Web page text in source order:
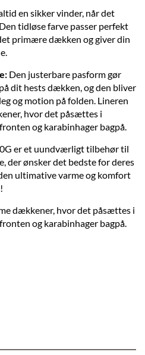
en sikker vinder, når det
tidløse farve passer perfekt
primære dækken og giver din
Den justerbare pasform gør
dit hests dækken, og den bliver
og motion på folden. Lineren
hvor det påsættes i
og karabinhager bagpå.
er et uundværligt tilbehør til
der ønsker det bedste for deres
ultimative varme og komfort
dækkener, hvor det påsættes i
og karabinhager bagpå.